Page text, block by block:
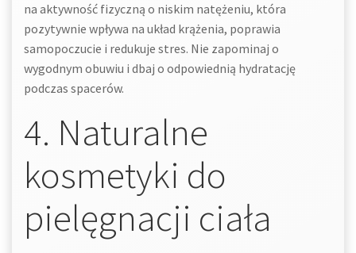
na aktywność fizyczną o niskim natężeniu, która
pozytywnie wpływa na układ krążenia, poprawia
samopoczucie i redukuje stres. Nie zapominaj o
wygodnym obuwiu i dbaj o odpowiednią hydratację
podczas spacerów.
4. Naturalne
kosmetyki do
pielęgnacji ciała